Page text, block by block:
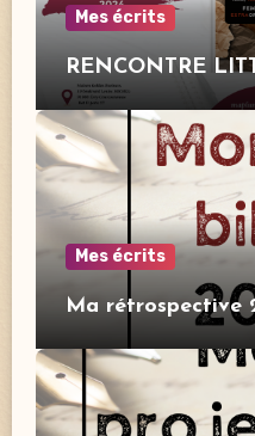
Mes écrits
RENCONTRE
Mes écrits
Ma rétrospective